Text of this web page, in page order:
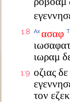
1:8 Ax ασαφ
ιωραμ
1:9 οζιας
τον